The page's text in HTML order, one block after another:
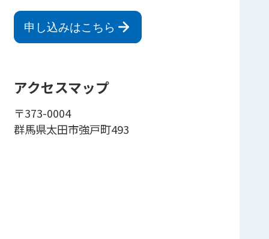
申し込みはこちら
アクセスマップ
〒373-0004
群馬県太田市強戸町493